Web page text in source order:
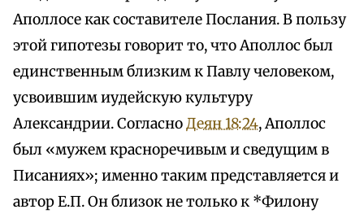
Аполлосе как составителе Послания. В пользу
этой гипотезы говорит то, что Аполлос был
единственным близким к Павлу человеком,
усвоившим иудейскую культуру
Александрии. СогласноДеян 18:24, Аполлос
был «мужем красноречивым и сведущим в
Писаниях»; именно таким представляется и
автор Е.П. Он близок не только к *Филону